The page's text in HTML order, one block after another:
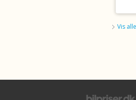
Vis